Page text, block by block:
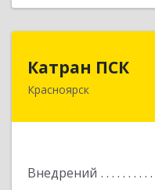
Катран ПСК
Красноярск
Внедрений
660022,